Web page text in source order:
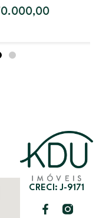
CRECI: J-9171